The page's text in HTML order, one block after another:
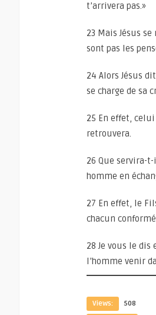
t’arrivera pas.»
23 Mais Jésus
sont pas les
24 Alors Jésus
se charge de sa
25 En effet,
retrouvera.
26 Que servira-
homme en
27 En effet, le
chacun
28 Je vous le
l’homme venir
Views:
508